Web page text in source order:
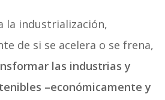
la industrialización,
de si se acelera o se frena,
las industrias y
–económicamente y